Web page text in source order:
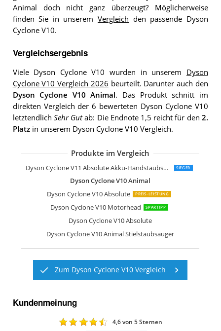
Animal doch nicht ganz überzeugt? Möglicherweise
finden Sie in unseremVergleich den passende Dyson
Cyclone V10.
Vergleichsergebnis
Viele Dyson Cyclone V10 wurden in unserem Dyson
Cyclone V10 Vergleich 2026 beurteilt. Darunter auch den
Dyson Cyclone V10 Animal . Das Produkt schnitt im
direkten Vergleich der 6 bewerteten Dyson Cyclone V10
letztendlich Sehr Gutab: Die Endnote 1,5 reicht für den 2.
Platzin unserem Dyson Cyclone V10 Vergleich.
Produkte im Vergleich
Dyson Cyclone V11 Absolute Akku-Handstaubsauger Blau SIEGER
Dyson Cyclone V10 Animal
Dyson Cyclone V10 Absolute
PREIS-LEISTUNG
Dyson Cyclone V10 Motorhead SPARTIPP
Dyson Cyclone V10 Absolute
Dyson Cyclone V10 Animal Stielstaubsauger
Zum Dyson Cyclone V10 Vergleich
Kundenmeinung
4,6von 5 Sternen